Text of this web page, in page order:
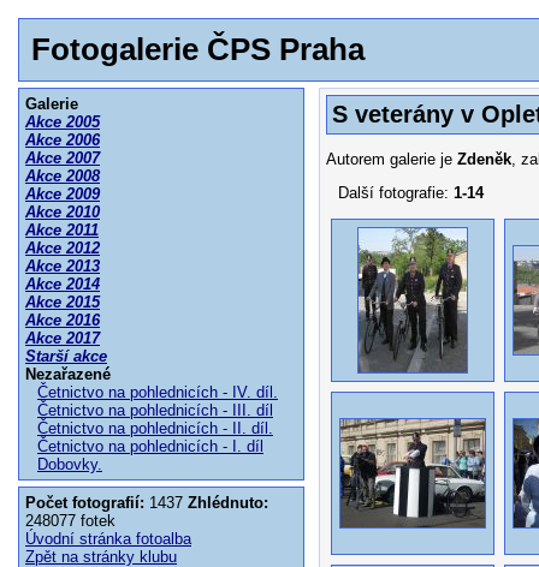
Fotogalerie ČPS Praha
Galerie
Akce 2005
Akce 2006
Akce 2007
Akce 2008
Akce 2009
Akce 2010
Akce 2011
Akce 2012
Akce 2013
Akce 2014
Akce 2015
Akce 2016
Akce 2017
Starší akce
Nezařazené
Četnictvo na pohlednicích - IV. díl.
Četnictvo na pohlednicích - III. díl
Četnictvo na pohlednicích - II. díl.
Četnictvo na pohlednicích - I. díl
Dobovky.
Počet fotografií: 1437 Zhlédnuto:
248077 fotek
Úvodní stránka fotoalba
Zpět na stránky klubu
S veterány v
Autorem galerie je Zdeněk,
Další fotografie: 1-14